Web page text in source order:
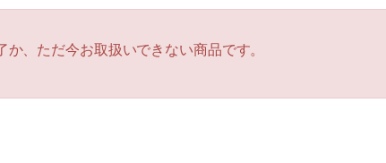
、ただ今お取扱いできない商品です。